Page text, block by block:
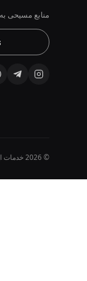
منابع مسیحی
© 2026 خدمات ایلام · کلمه